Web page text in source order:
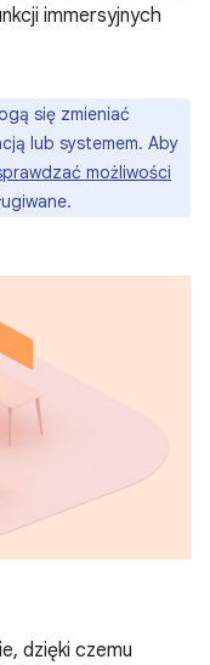
immersyjnych
się zmieniać
lub systemem. Aby
możliwości
dzięki czemu